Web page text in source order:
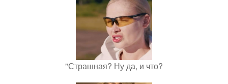
"Страшная? Ну да, и что?